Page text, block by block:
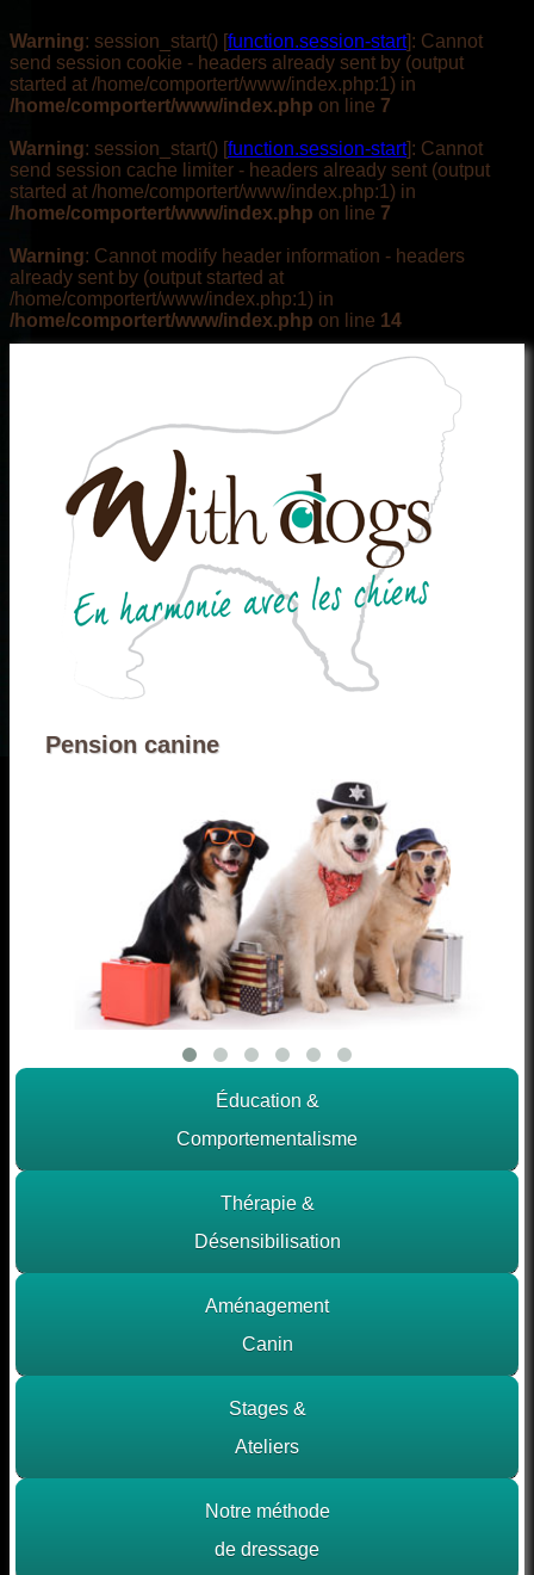
Warning: session_start() [function.session-start]: Cannot
send session cookie - headers already sent by (output
started at /home/comportert/www/index.php:1) in
/home/comportert/www/index.php on line 7
Warning: session_start() [function.session-start]: Cannot
send session cache limiter - headers already sent (output
started at /home/comportert/www/index.php:1) in
/home/comportert/www/index.php on line 7
Warning: Cannot modify header information - headers
already sent by (output started at
/home/comportert/www/index.php:1) in
/home/comportert/www/index.php on line 14
Pension canine
Éducation &
Comportementalisme
Thérapie &
Désensibilisation
Aménagement
Canin
Stages &
Ateliers
Notre méthode
de dressage